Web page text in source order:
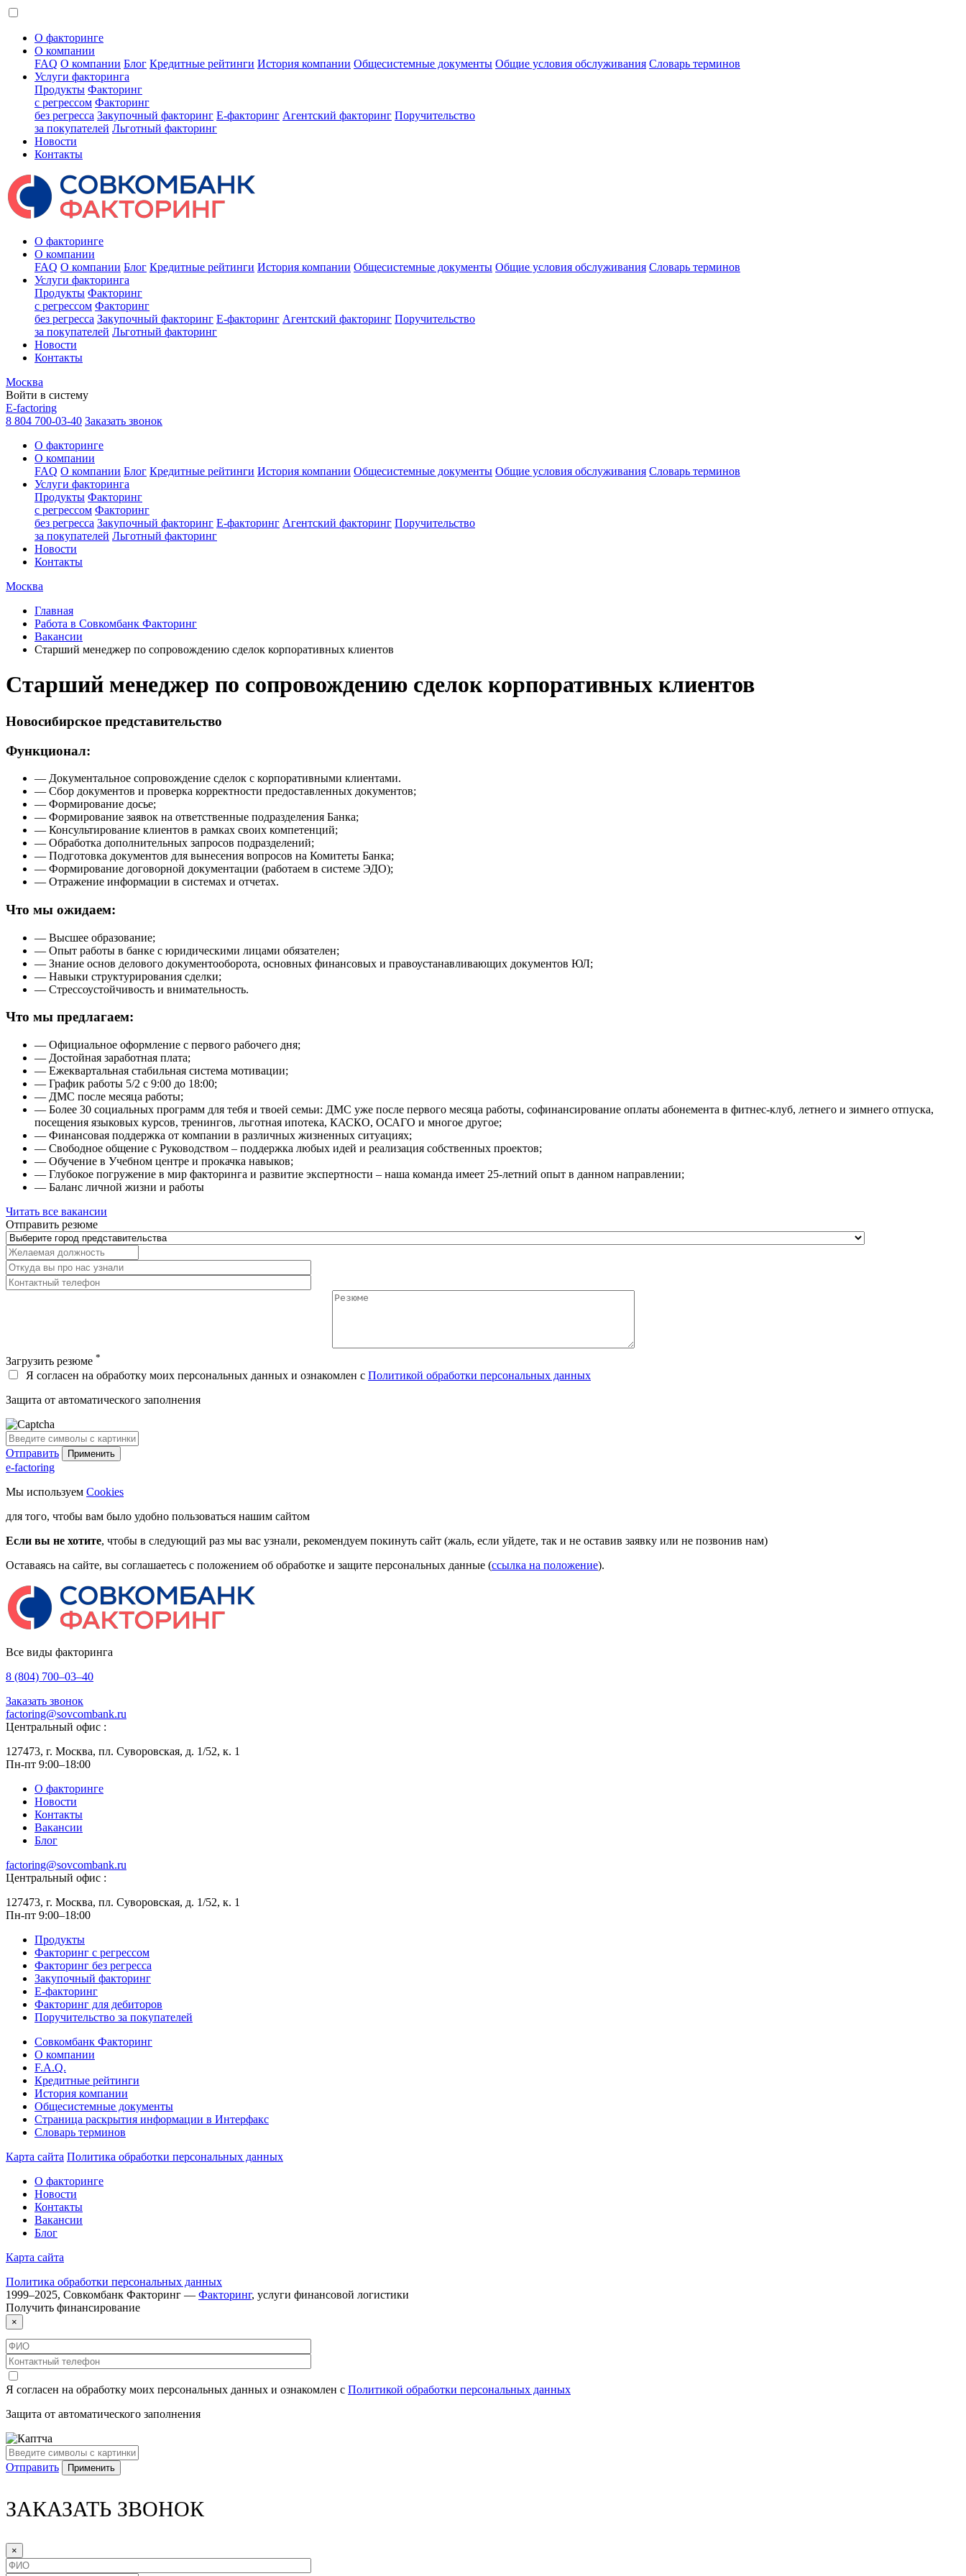
О факторинге
О компании
FAQ О компании Блог Кредитные рейтинги История компании Общесистемные документы Общие условия обслуживания Словарь терминов
Услуги факторинга
Продукты Факторинг
с регрессом Факторинг
без регресса Закупочный факторинг E-факторинг Агентский факторинг Поручительство
за покупателей Льготный факторинг
Новости
Контакты
О факторинге
О компании
FAQ О компании Блог Кредитные рейтинги История компании Общесистемные документы Общие условия обслуживания Словарь терминов
Услуги факторинга
Продукты Факторинг
с регрессом Факторинг
без регресса Закупочный факторинг E-факторинг Агентский факторинг Поручительство
за покупателей Льготный факторинг
Новости
Контакты
Москва
Войти в систему
E-factoring
8 804 700-03-40 Заказать звонок
О факторинге
О компании
FAQ О компании Блог Кредитные рейтинги История компании Общесистемные документы Общие условия обслуживания Словарь терминов
Услуги факторинга
Продукты Факторинг
с регрессом Факторинг
без регресса Закупочный факторинг E-факторинг Агентский факторинг Поручительство
за покупателей Льготный факторинг
Новости
Контакты
Москва
Главная
Работа в Совкомбанк Факторинг
Вакансии
Старший менеджер по сопровождению сделок корпоративных клиентов
Старший менеджер по сопровождению сделок корпоративных клиентов
Новосибирское представительство
Функционал:
— Документальное сопровождение сделок с корпоративными клиентами.
— Сбор документов и проверка корректности предоставленных документов;
— Формирование досье;
— Формирование заявок на ответственные подразделения Банка;
— Консультирование клиентов в рамках своих компетенций;
— Обработка дополнительных запросов подразделений;
— Подготовка документов для вынесения вопросов на Комитеты Банка;
— Формирование договорной документации (работаем в системе ЭДО);
— Отражение информации в системах и отчетах.
Что мы ожидаем:
— Высшее образование;
— Опыт работы в банке с юридическими лицами обязателен;
— Знание основ делового документооборота, основных финансовых и правоустанавливающих документов ЮЛ;
— Навыки структурирования сделки;
— Стрессоустойчивость и внимательность.
Что мы предлагаем:
— Официальное оформление с первого рабочего дня;
— Достойная заработная плата;
— Ежеквартальная стабильная система мотивации;
— График работы 5/2 с 9:00 до 18:00;
— ДМС после месяца работы;
— Более 30 социальных программ для тебя и твоей семьи: ДМС уже после первого месяца работы, софинансирование оплаты абонемента в фитнес-клуб, летнего и зимнего отпуска,
посещения языковых курсов, тренингов, льготная ипотека, КАСКО, ОСАГО и многое другое;
— Финансовая поддержка от компании в различных жизненных ситуациях;
— Свободное общение с Руководством – поддержка любых идей и реализация собственных проектов;
— Обучение в Учебном центре и прокачка навыков;
— Глубокое погружение в мир факторинга и развитие экспертности – наша команда имеет 25-летний опыт в данном направлении;
— Баланс личной жизни и работы
Читать все вакансии
Отправить резюме
Загрузить резюме *
Я согласен на обработку моих персональных данных и ознакомлен с Политикой обработки персональных данных
Защита от автоматического заполнения
Отправить
e-factoring
Мы используем Cookies
для того, чтобы вам было удобно пользоваться нашим сайтом
Если вы не хотите, чтобы в следующий раз мы вас узнали, рекомендуем покинуть сайт (жаль, если уйдете, так и не оставив заявку или не позвонив нам)
Оставаясь на сайте, вы соглашаетесь с положением об обработке и защите персональных данные (ссылка на положение).
Все виды факторинга
8 (804) 700–03–40
Заказать звонок
factoring@sovcombank.ru
Центральный офис :
127473, г. Москва, пл. Суворовская, д. 1/52, к. 1
Пн-пт 9:00–18:00
О факторинге
Новости
Контакты
Вакансии
Блог
factoring@sovcombank.ru
Центральный офис :
127473, г. Москва, пл. Суворовская, д. 1/52, к. 1
Пн-пт 9:00–18:00
Продукты
Факторинг с регрессом
Факторинг без регресса
Закупочный факторинг
E-факторинг
Факторинг для дебиторов
Поручительство за покупателей
Совкомбанк Факторинг
О компании
F.A.Q.
Кредитные рейтинги
История компании
Общесистемные документы
Страница раскрытия информации в Интерфакс
Словарь терминов
Карта сайта Политика обработки персональных данных
О факторинге
Новости
Контакты
Вакансии
Блог
Карта сайта
Политика обработки персональных данных
1999–2025, Совкомбанк Факторинг — Факторинг, услуги финансовой логистики
Получить финансирование
×
Я согласен на обработку моих персональных данных и ознакомлен с Политикой обработки персональных данных
Защита от автоматического заполнения
Отправить
ЗАКАЗАТЬ ЗВОНОК
×